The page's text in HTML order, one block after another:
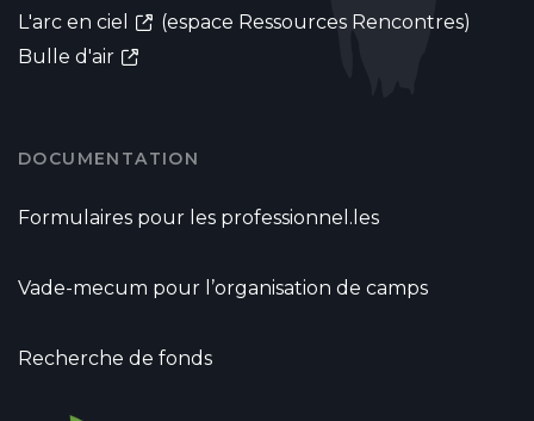
L'arc en ciel
(espace Ressources Rencontres)
Bulle d'air
DOCUMENTATION
Formulaires pour les professionnel.les
Vade-mecum pour l’organisation de camps
Recherche de fonds